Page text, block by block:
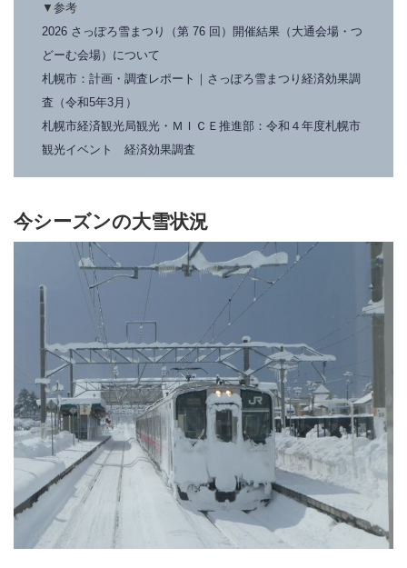
▼参考
2026 さっぽろ雪まつり（第 76 回）開催結果（大通会場・つ
どーむ会場）について
札幌市：計画・調査レポート｜さっぽろ雪まつり経済効果調
査（令和5年3月）
札幌市経済観光局観光・ＭＩＣＥ推進部：令和４年度札幌市
観光イベント 経済効果調査
今シーズンの大雪状況